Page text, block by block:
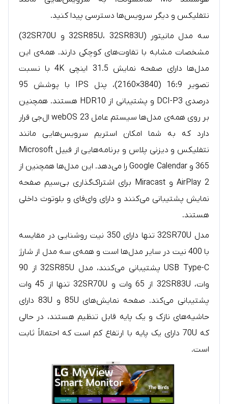
نتفلیکس و دیگر سرویس‌ها دسترسی پیدا کنید.
سه مدل مانیتور (32SR85U، 32SR83U و 32SR70U)
مشخصات مشابه با تفاوت‌های کوچکی دارند. همه‌ی این
مدل‌ها دارای صفحه نمایش 31.5 اینچی 4K با نسبت
تصویر 16:9 (3840×2160)، پنل IPS با پوشش 95
درصدی DCI-P3 و پشتیبانی از HDR10 هستند. همچنین
بر روی همه‌ی مدل‌ها سیستم عامل webOS 23 ال‌جی قرار
دارد که به شما امکان استریم سرویس‌هایی مانند
نتفلیکس و دیزنی پلاس و برنامه‌هایی از قبیل Microsoft
365 و Google Calendar را می‌دهد. این مدل‌ها همچنین از
AirPlay 2 و Miracast برای اشتراک‌گذاری بی‌سیم صفحه
نمایش پشتیبانی می‌کنند و دارای وای‌فای و بلوتوث داخلی
هستند.
مدل 32SR70U تنها دارای 350 نیت روشنایی در مقایسه
با 400 نیت در سایر مدل‌ها است و همه‌ی سه مدل از شارژ
USB Type-C پشتیبانی می‌کنند، مدل 32SR85U از 90
وات، 32SR83U از 65 وات و 32SR70U تنها از 45 وات
پشتیبانی می‌کند. صفحه نمایش‌های 85U و 83U دارای
حاشیه‌های نازک و یک پایه قابل تنظیم هستند، در حالی
که 70U دارای یک پایه با ارتفاع کم است که احتمالاً ثابت
است.